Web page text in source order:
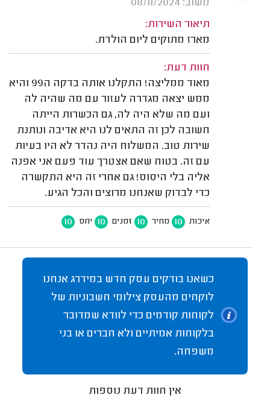
משוב: 08/11/2024
תיאור השירות:
מארז מתוקים ליום הולדת.
חוות דעת:
מאוד ממליצה! התקלנו אותה בדקה ה99 והיא
ממש יצאה מגדרה לעזור עם מה שהיה לה
ועם מה שלא היה לה, גם הכשרות הייתה
חשובה לכן זה התאים לנו היא אדיבה ונותנת
שירות טוב. המשלוח היה נהדר לא היו בעיות
עם זה. בטוח שאם אצטרך עוד פעם אני אפנה
אליה בלי היסוס! גם אחרי זה היא התקשרה
כדי לבדוק שאנחנו מרוצים והכל הגיע.
איכות 10 מחיר 10 זמנים 10 יחס 10
כשאנו בודקים עסק חדש במידרג אנחנו
לוקחים מהעסק צילומי חשבוניות של
לקוחות קודמים כדי לוודא שמדובר
בלקוחות אמיתיים ולא חברים או בני
משפחה.
אין חוות דעת נוספות